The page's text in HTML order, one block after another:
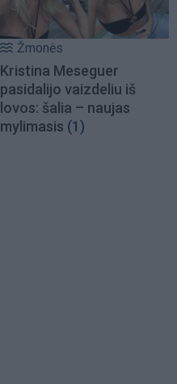
Žmonės
Kristina Meseguer
pasidalijo vaizdeliu iš
lovos: šalia – naujas
mylimasis (1)